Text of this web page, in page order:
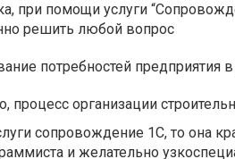
при помощи услуги
решить любой вопрос
потребностей предприятия
процесс организации
сопровождение 1С, то она
и желательно